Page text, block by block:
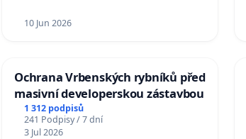
10 Jun 2026
Ochrana Vrbenských rybníků před
masivní developerskou zástavbou
1 312 podpisů
241 Podpisy / 7 dní
3 Jul 2026